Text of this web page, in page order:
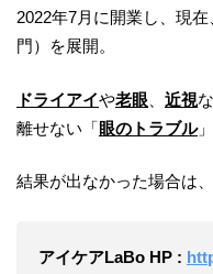
2022年7月に開業し、現
門）を展開。
ドライアイや老眼 近視
離せない「眼のトラブル
結果が出なかった場合は、
アイケアLaBo HP :